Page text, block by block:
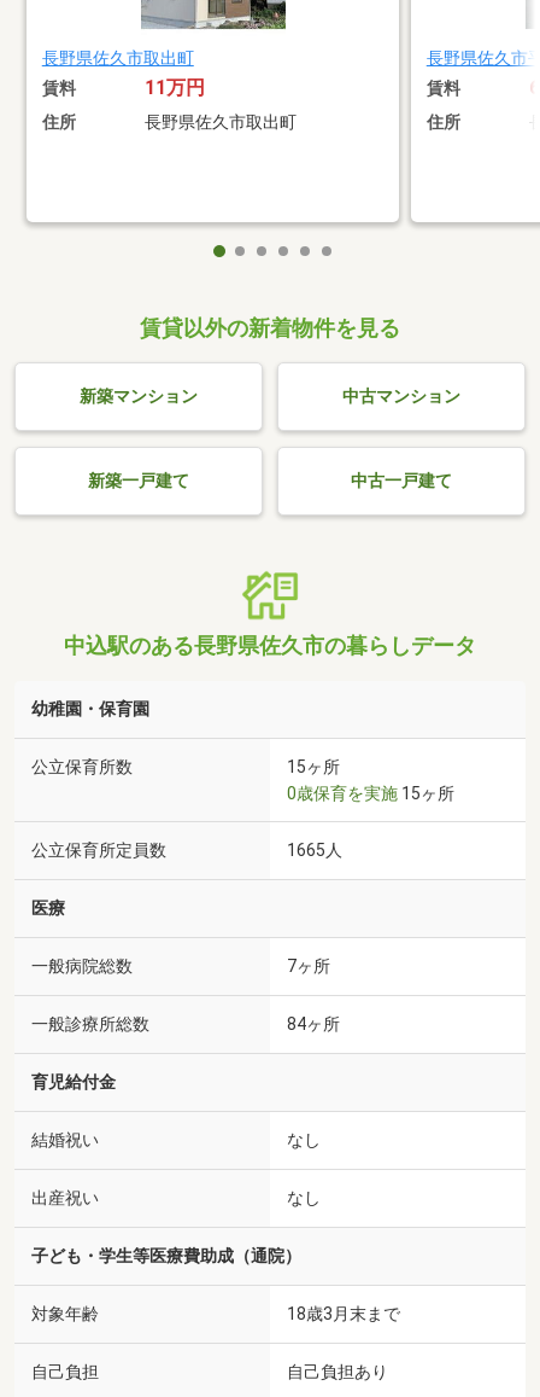
長野県佐久市取出町
賃料 11万円
住所 長野県佐久市取出町
長野県佐久市
賃料
住所
賃貸以外の新着物件を見る
新築マンション 中古マンション
新築一戸建て 中古一戸建て
中込駅のある長野県佐久市の暮らしデータ
幼稚園・保育園
公立保育所数
15ヶ所
0歳保育を実施 15ヶ所
公立保育所定員数 1665人
医療
一般病院総数 7ヶ所
一般診療所総数 84ヶ所
育児給付金
結婚祝い なし
出産祝い なし
子ども・学生等医療費助成（通院）
対象年齢 18歳3月末まで
自己負担 自己負担あり